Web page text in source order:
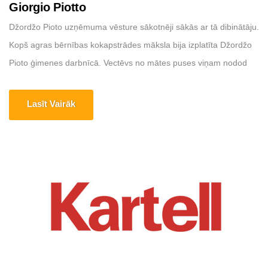
Giorgio Piotto
Džordžo Pioto uzņēmuma vēsture sākotnēji sākās ar tā dibinātāju.
Kopš agras bērnības kokapstrādes māksla bija izplatīta Džordžo
Pioto ģimenes darbnīcā. Vectēvs no mātes puses viņam nodod
ar savām rokām spēj pārvērsties par šedevriem. Mājas lapa:
Lasīt Vairāk